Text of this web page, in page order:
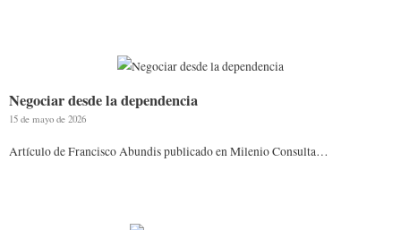
Negociar desde la dependencia
15 de mayo de 2026
Artículo de Francisco Abundis publicado en Milenio Consulta…